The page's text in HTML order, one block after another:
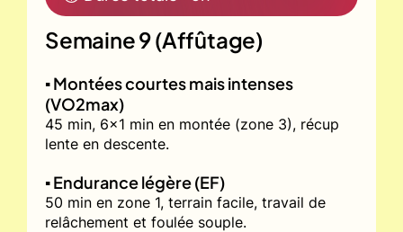
Semaine 9 (Affûtage)
▪️ Montées courtes mais intenses
(VO2max)
45 min, 6x1 min en montée (zone 3), récup
lente en descente.
▪️ Endurance légère (EF)
50 min en zone 1, terrain facile, travail de
relâchement et foulée souple.